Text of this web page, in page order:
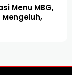
Menu MBG,
Mengeluh,